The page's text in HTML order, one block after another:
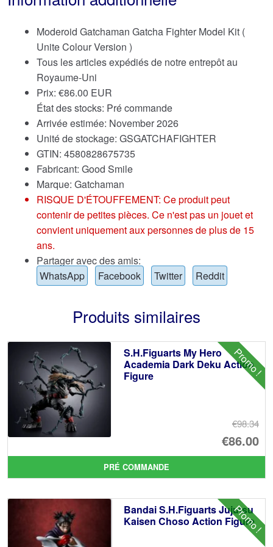
Moderoid Gatchaman Gatcha Fighter Model Kit (
Unite Colour Version )
Tous les articles expédiés de notre entrepôt au
Royaume-Uni
Prix: €86.00 EUR
État des stocks: Pré commande
Arrivée estimée: November 2026
Unité de stockage: GSGATCHAFIGHTER
GTIN: 4580828675735
Fabricant: Good Smile
Marque: Gatchaman
RISQUE D'ÉTOUFFEMENT: Ce produit peut
contenir de petites pièces. Ce n'est pas un jouet et
convient uniquement aux personnes de plus de 15
ans.
Partager avec des amis:
WhatsApp
Facebook Twitter Reddit
Produits similaires
Promo !
S.H.Figuarts My Hero
Academia Dark Deku Action
Figure
€98.34
Le
€86.00
Le
PRÉ COMMANDE
Promo !
Bandai S.H.Figuarts Jujutsu
Kaisen Choso Action Figure